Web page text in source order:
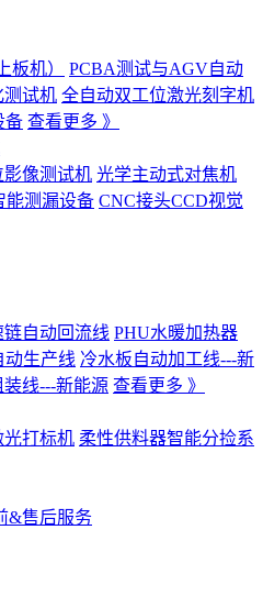
板机）
PCBA测试与AGV自动
测试机 全自动双工位激光刻字机
备 查看更多 》
影像测试机 光学主动式对焦机
能测漏设备 CNC接头CCD视觉
链自动回流线 PHU水暖加热器
动生产线 冷水板自动加工线---新
线---新能源 查看更多 》
光打标机 柔性供料器智能分捡系
&售后服务